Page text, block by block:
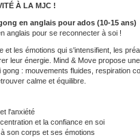
À LA MJC !
en anglais pour ados (10-15 ans)
anglais pour se reconnecter à soi !
et les émotions qui s'intensifient, les
leur énergie. Mind & Move propose
gong : mouvements fluides, respiration
calme et équilibre.
l'anxiété
et la confiance en soi
son corps et ses émotions